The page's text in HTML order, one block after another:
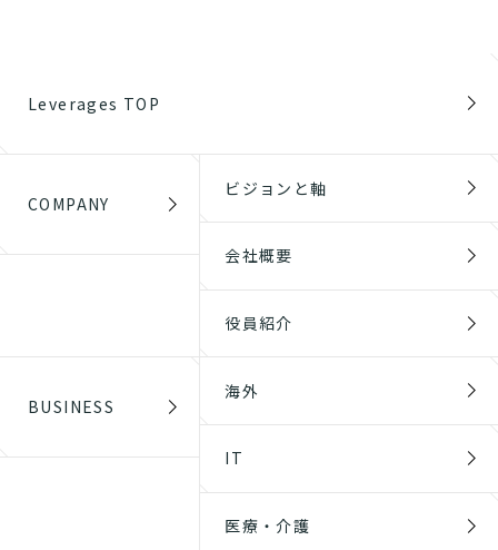
Leverages TOP
COMPANY
ビジョンと軸
会社概要
役員紹介
BUSINESS
海外
IT
医療・介護